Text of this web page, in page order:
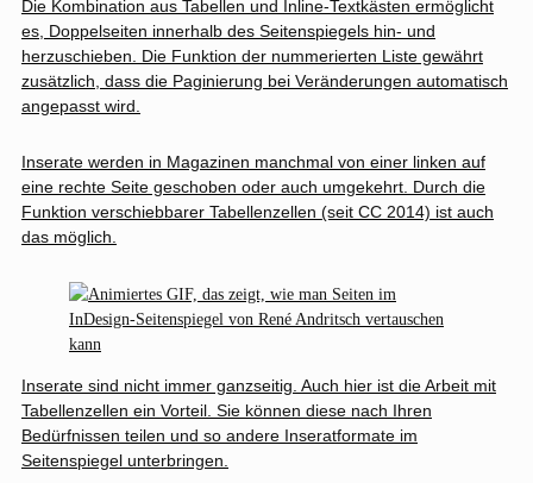
Die Kombination aus Tabellen und Inline-Textkästen ermöglicht
es, Doppelseiten innerhalb des Seitenspiegels hin- und
herzuschieben. Die Funktion der nummerierten Liste gewährt
zusätzlich, dass die Paginierung bei Veränderungen automatisch
angepasst wird.
Inserate werden in Magazinen manchmal von einer linken auf
eine rechte Seite geschoben oder auch umgekehrt. Durch die
Funktion verschiebbarer Tabellenzellen (seit CC 2014) ist auch
das möglich.
Inserate sind nicht immer ganzseitig. Auch hier ist die Arbeit mit
Tabellenzellen ein Vorteil. Sie können diese nach Ihren
Bedürfnissen teilen und so andere Inseratformate im
Seitenspiegel unterbringen.